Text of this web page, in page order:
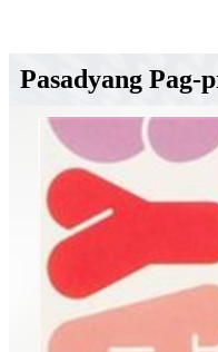
Pasadyang Pag-